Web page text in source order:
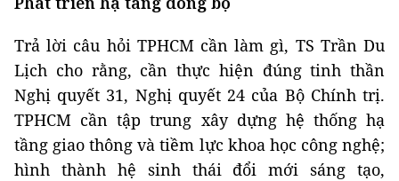
Trả lời câu hỏi TPHCM cần làm gì, TS Trần Du
Lịch cho rằng, cần thực hiện đúng tinh thần
Nghị quyết 31, Nghị quyết 24 của Bộ Chính trị.
TPHCM cần tập trung xây dựng hệ thống hạ
tầng giao thông và tiềm lực khoa học công nghệ;
hình thành hệ sinh thái đổi mới sáng tạo,